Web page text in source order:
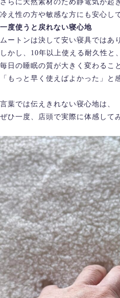
さらに天然素材のため静電気が起
冷え性の方や敏感な方にも安心し
一度使うと戻れない寝心地
ムートンは決して安い寝具ではあ
しかし、10年以上使える耐久性と、
毎日の睡眠の質が大きく変わるこ
「もっと早く使えばよかった」と
言葉では伝えきれない寝心地は、
ぜひ一度、店頭で実際に体感して